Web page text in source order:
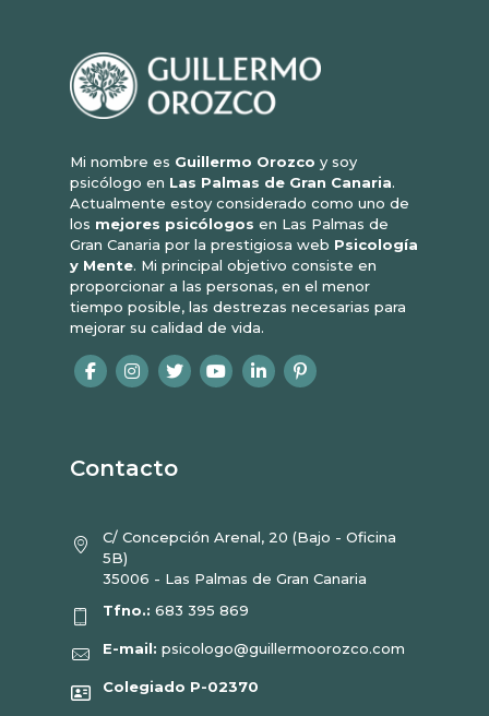
Mi nombre es Guillermo Orozco y soy
psicólogo en Las Palmas de Gran Canaria.
Actualmente estoy considerado como uno de
los mejores psicólogos en Las Palmas de
Gran Canaria por la prestigiosa web Psicología
y Mente. Mi principal objetivo consiste en
proporcionar a las personas, en el menor
tiempo posible, las destrezas necesarias para
mejorar su calidad de vida.
Contacto
C/ Concepción Arenal, 20 (Bajo - Oficina
5B)
35006 - Las Palmas de Gran Canaria
Tfno.: 683 395 869
E-mail: psicologo@guillermoorozco.com
Colegiado P-02370